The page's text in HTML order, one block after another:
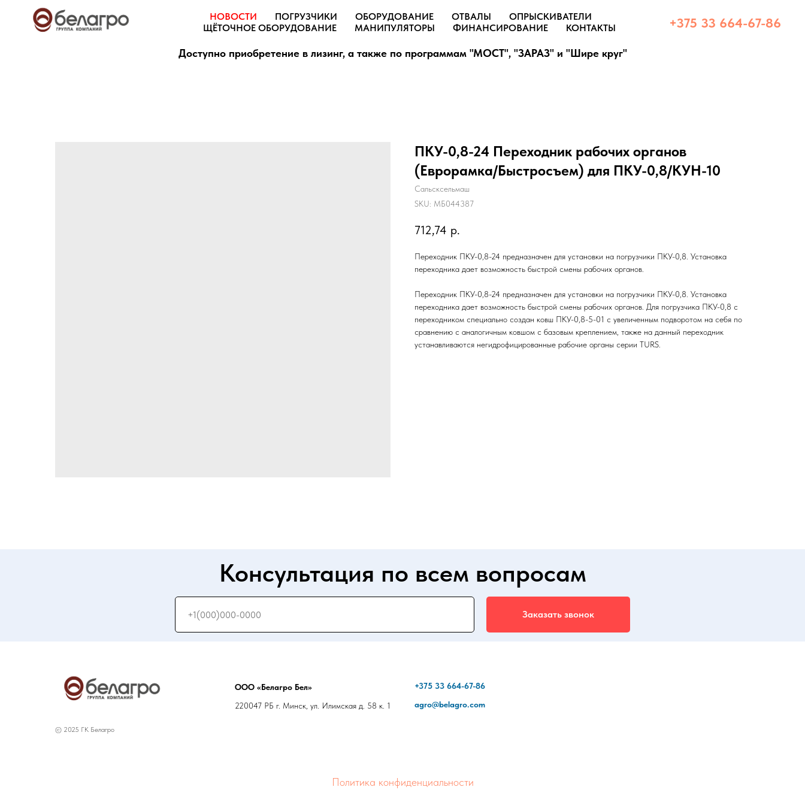
НОВОСТИ ПОГРУЗЧИКИ ОБОРУДОВАНИЕ ОТВАЛЫ
ОПРЫСКИВАТЕЛИ
ЩЁТОЧНОЕ ОБОРУДОВАНИЕ
МАНИПУЛЯТОРЫ ФИНАНСИРОВАНИЕ КОНТАКТЫ +375 33 664-67-86
Доступно приобретение в лизинг, а также по программам "МОСТ", "ЗАРАЗ" и "Шире круг"
ПКУ-0,8-24 Переходник рабочих органов
(Еврорамка/Быстросъем) для ПКУ-0,8/КУН-10
Сальсксельмаш
SKU: МБ044387
712,74 р.
Переходник ПКУ-0,8-24 предназначен для установки на погрузчики ПКУ-0,8. Установка
переходника дает возможность быстрой смены рабочих органов.
Переходник ПКУ-0,8-24 предназначен для установки на погрузчики ПКУ-0,8. Установка
переходника дает возможность быстрой смены рабочих органов. Для погрузчика ПКУ-0,8 с
переходником специально создан ковш ПКУ-0,8-5-01 с увеличенным подворотом на себя по
сравнению с аналогичным ковшом с базовым креплением, также на данный переходник
устанавливаются негидрофицированные рабочие органы серии TURS.
Консультация по всем вопросам
Заказать звонок
© 2025 ГК Белагро
ООО «Белагро Бел»
220047 РБ г. Минск, ул. Илимская д. 58 к. 1
+375 33 664-67-86
agro@belagro.com
Политика конфиденциальности